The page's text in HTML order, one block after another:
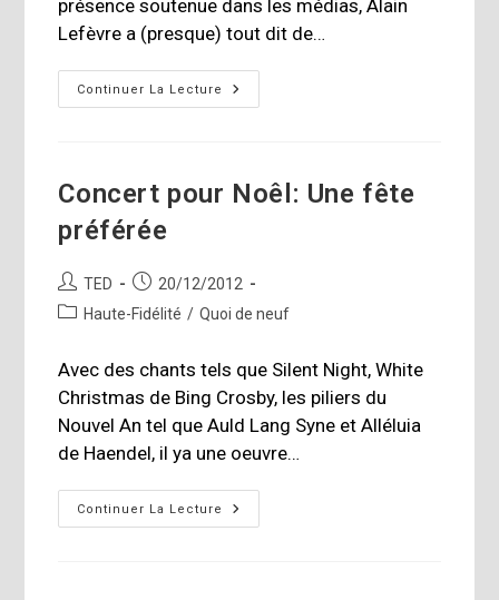
présence soutenue dans les médias, Alain
Lefèvre a (presque) tout dit de…
Continuer La Lecture
Alain
Lefèvre,
Concert pour Noêl: Une fête
préférée
Auteur/autrice
de
TED
Publication
publiée :
20/12/2012
PostHaute-Fidélité / Quoi de neuf
Avec des chants tels que Silent Night, White
Christmas de Bing Crosby, les piliers du
Nouvel An tel que Auld Lang Syne et Alléluia
de Haendel, il ya une oeuvre…
Continuer La Lecture
Concert
Pour